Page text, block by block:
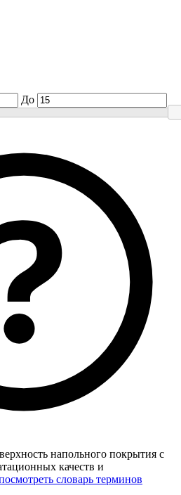
До
напольного покрытия с
качеств и
словарь терминов